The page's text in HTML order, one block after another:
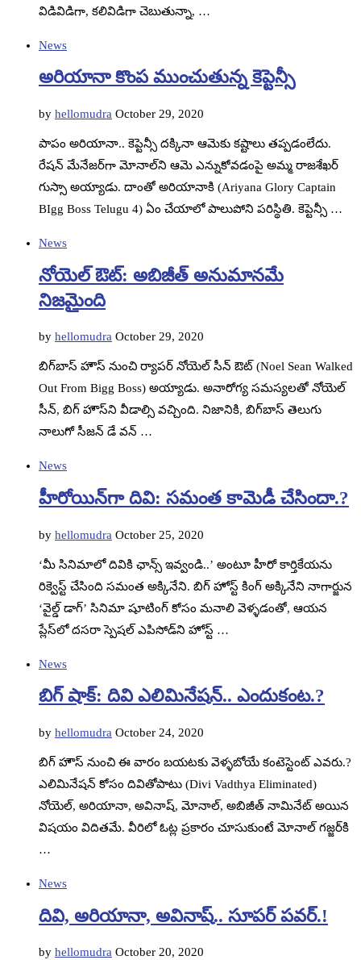
విడివిడిగా, కలివిడిగా చెబుతున్నా, …
News
అరియానా కొంప ముంచుతున్న కెప్టెన్సీ
by hellomudra October 29, 2020
పాపం అరియానా.. కెప్టెన్సీ దక్కినా ఆమెకు కష్టాలు తప్పడంలేదు.
రేషన్‌ మేనేజర్‌గా మోనాల్‌ని ఆమె ఎన్నుకోవడంపై అమ్మ రాజశేఖర్‌
గుస్సా అయ్యాడు. దాంతో అరియానాకి (Ariyana Glory Captain
BIgg Boss Telugu 4) ఏం చేయాలో పాలుపోని పరిస్థితి. కెప్టెన్సీ …
News
నోయెల్‌ ఔట్‌: అబిజీత్‌ అనుమానమే
నిజమైంది
by hellomudra October 29, 2020
బిగ్‌బాస్‌ హౌస్‌ నుంచి ర్యాపర్‌ నోయెల్‌ సీన్‌ ఔట్‌ (Noel Sean Walked
Out From Bigg Boss) అయ్యాడు. అనారోగ్య సమస్యలతో నోయెల్‌
సీన్‌, బిగ్‌ హౌస్‌ని వీడాల్సి వచ్చింది. నిజానికి, బిగ్‌బాస్‌ తెలుగు
నాలుగో సీజన్‌ డే వన్‌ …
News
హీరోయిన్‌గా దివి: సమంత కామెడీ చేసిందా.?
by hellomudra October 25, 2020
‘మీ సినిమాలో దివికి ఛాన్స్‌ ఇవ్వండి..’ అంటూ హీరో కార్తికేయను
రిక్వెస్ట్‌ చేసింది సమంత అక్కినేని. బిగ్‌ హోస్ట్‌ కింగ్‌ అక్కినేని నాగార్జున
‘వైల్డ్‌ డాగ్‌’ సినిమా షూటింగ్‌ కోసం మనాలి వెళ్ళడంతో, ఆయన
ప్లేస్‌లో దసరా స్పెషల్‌ ఎపిసోడ్‌ని హోస్ట్‌ …
News
బిగ్‌ షాక్‌: దివి ఎలిమినేషన్‌.. ఎందుకంట.?
by hellomudra October 24, 2020
బిగ్‌ హౌస్‌ నుంచి ఈ వారం బయటకు వెళ్ళబోయే కంటెస్టెంట్‌ ఎవరు.?
ఎలిమినేషన్‌ కోసం దివితోపాటు (Divi Vadthya Eliminated)
నోయెల్‌, అరియానా, అవినాష్‌, మోనాల్‌, అబిజీత్‌ నామినేట్‌ అయిన
విషయం విదితమే. వీరిలో ఓట్ల ప్రకారం చూసుకుంటే మోనాల్‌ గజ్జర్‌కి
…
News
దివి, అరియానా, అవినాష్‌.. సూపర్‌ పవర్‌.!
by hellomudra October 20, 2020